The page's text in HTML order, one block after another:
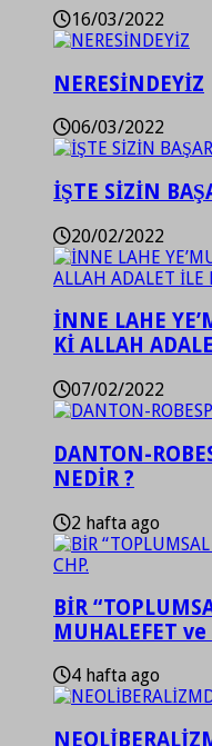
16/03/2022
NERESİNDEYİZ
06/03/2022
İŞTE SİZİN
20/02/2022
İNNE LAHE
Kİ ALLAH
07/02/2022
DANTON-
NEDİR ?
2 hafta ago
BİR
MUHALEFET ve
4 hafta ago